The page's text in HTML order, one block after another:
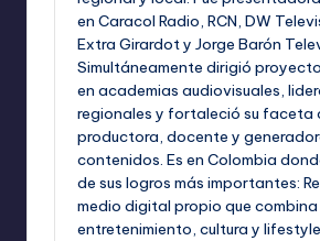
en Caracol Radio, RCN, DW
Extra Girardot y Jorge Barón
Simultáneamente dirigió
en academias audiovisuales,
regionales y fortaleció su faceta
productora, docente y
contenidos. Es en Colombia
de sus logros más importantes:
medio digital propio que
entretenimiento, cultura y